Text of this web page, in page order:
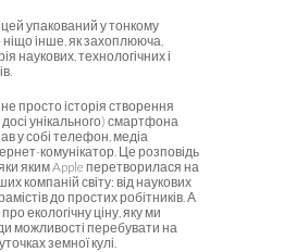
упакований у тонкому
ніщо інше, як захоплююча,
наукових, технологічних і
просто історія створення
досі унікального) смартфона
у собі телефон, медіа
комунікатор. Це розповідь
яким Apple перетворилася на
компаній світу: від наукових
до простих робітників. А
екологічну ціну, яку ми
можливості перебувати на
земної кулі.